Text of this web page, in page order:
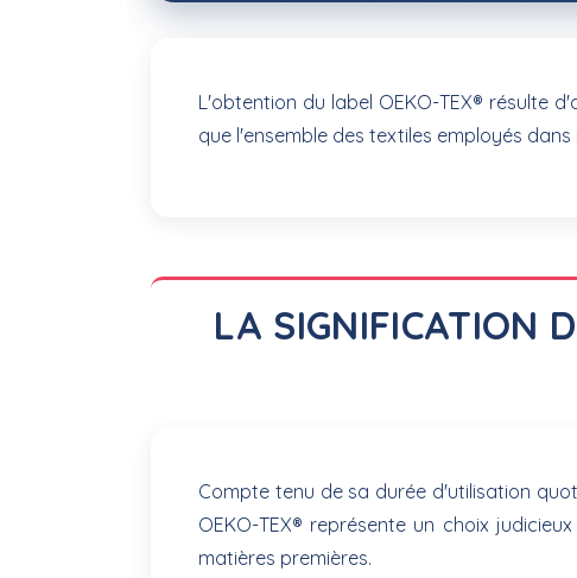
L'obtention du label OEKO-TEX® résulte
que l'ensemble des textiles employés
LA SIGNIFICATION
Compte tenu de sa durée d'utilisation
OEKO-TEX® représente un choix
matières premières.